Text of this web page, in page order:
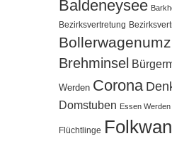
Baldeneysee
Bezirksvertretung
Brehminsel
Werden Corona
Domstuben Essen Werden
Flüchtlinge